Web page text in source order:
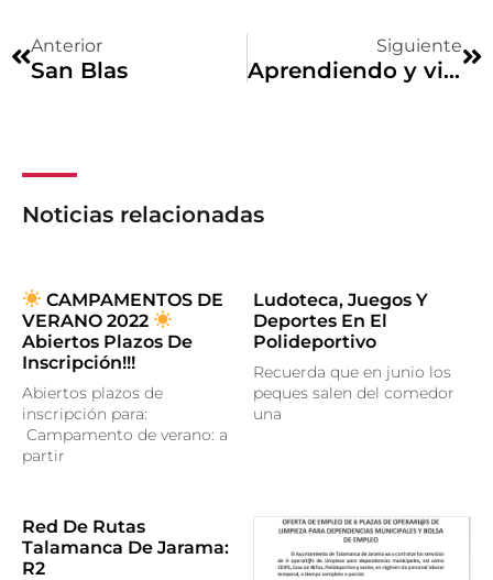
Anterior
San Blas
Siguiente
Aprendiendo y viviendo con el autismo
Noticias relacionadas
CAMPAMENTOS DE
VERANO 2022
Abiertos Plazos De
Inscripción!!!
Abiertos plazos de
inscripción para:
Campamento de verano: a
partir
Ludoteca, Juegos Y
Deportes En El
Polideportivo
Recuerda que en junio los
peques salen del comedor
una
Red De Rutas
Talamanca De Jarama:
R2